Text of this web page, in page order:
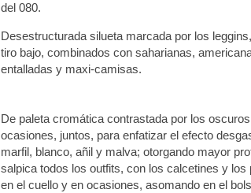
del 080.
Desestructurada silueta marcada por los
tiro bajo, combinados con saharianas,
entalladas y maxi-camisas.
De paleta cromática contrastada por los
ocasiones, juntos, para enfatizar el efecto
marfil, blanco, añil y malva; otorgando mayor
salpica todos los outfits, con los calcetines y los
en el cuello y en ocasiones, asomando en el